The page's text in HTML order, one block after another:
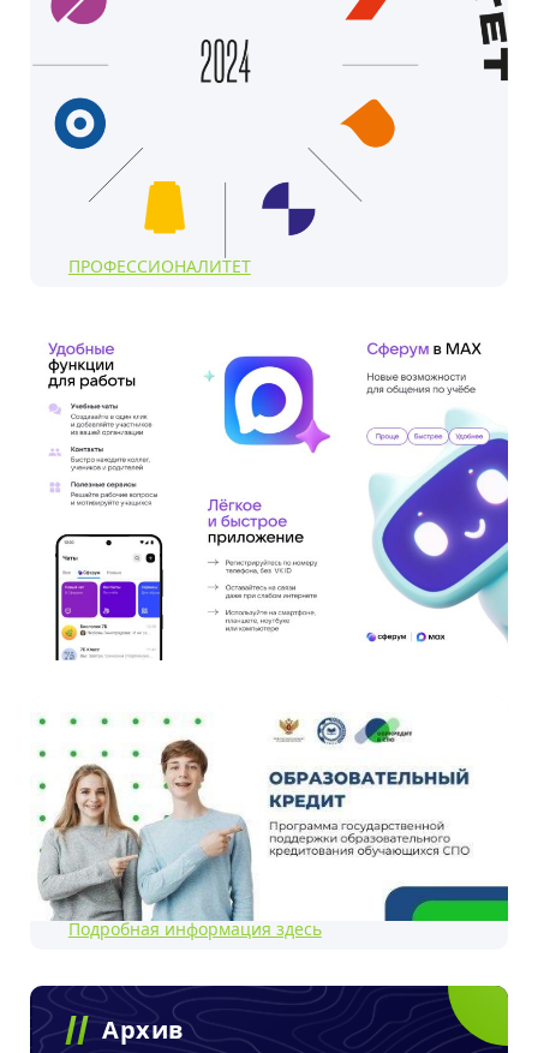
ПРОФЕССИОНАЛИТЕТ
Подробная информация здесь
Архив